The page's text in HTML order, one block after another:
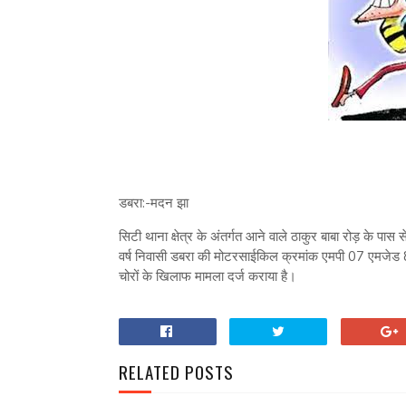
डबरा:-मदन झा
सिटी थाना क्षेत्र के अंतर्गत आने वाले ठाकुर बाबा रोड़ के
वर्ष निवासी डबरा की मोटरसाईकिल क्रमांक एमपी 07
चोरों के खिलाफ मामला दर्ज कराया है।
RELATED POSTS